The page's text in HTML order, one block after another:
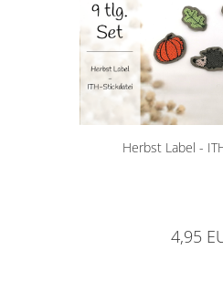
Herbst Label -
4,95